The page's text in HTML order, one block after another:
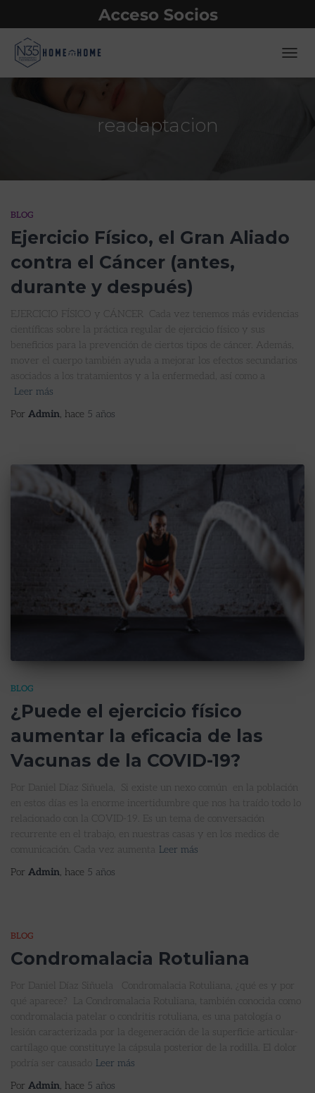
readaptacion
BLOG
Ejercicio Físico, el Gran Aliado
contra el Cáncer (antes,
durante y después)
EJERCICIO FÍSICO y CÁNCER Cada vez tenemos más evidencias
científicas sobre la práctica regular de ejercicio físico y sus
beneficios para la prevención de ciertos tipos de cáncer. Además,
mover el cuerpo también ayuda a mejorar los efectos secundarios
asociados a los tratamientos y a la enfermedad, así como a
Leer más
Por Admin, hace 5 años
BLOG
¿Puede el ejercicio físico
aumentar la eficacia de las
Vacunas de la COVID-19?
Por Daniel Díaz Siñuela, Si existe un nexo común en la población
en estos días es la enorme incertidumbre que nos ha traído todo lo
relacionado con la COVID-19. Es un tema de conversación
recurrente en el trabajo, en nuestras casas y en los medios de
comunicación. Cada vez aumenta Leer más
Por Admin, hace 5 años
BLOG
Condromalacia Rotuliana
Por Daniel Díaz Siñuela Condromalacia Rotuliana, ¿qué es y por
qué aparece? La Condromalacia Rotuliana, también conocida como
condromalacia patelar o condritis rotuliana, es una patología o
lesión caracterizada por la degeneración de la superficie articular-
cartílago que constituye la cápsula posterior de la rodilla. El dolor
podría ser causado
Leer más
Por Admin, hace 5 años